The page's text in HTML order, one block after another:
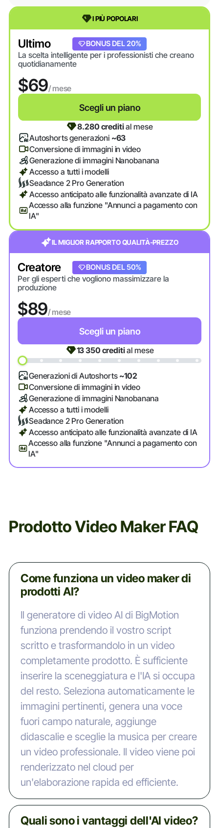
I PIÙ POPOLARI
Ultimo
La scelta intelligente per i professionisti che creano
quotidianamente
$69/ mese
Scegli un piano
BONUS DEL 20%
8.280 creditial mese
Autoshorts generazioni ~63
Conversione di immagini in video
Generazione di immagini Nanobanana
Accesso a tutti i modelli
Seadance 2 Pro Generation
Accesso anticipato alle funzionalità avanzate di IA
Accesso alla funzione "Annunci a pagamento con
IA"
IL MIGLIOR RAPPORTO QUALITÀ-PREZZO
Creatore
Per gli esperti che vogliono massimizzare la
produzione
$89/ mese
Scegli un piano
BONUS DEL 20%
BONUS DEL 50%
13 350 creditial mese
Generazioni di Autoshorts ~102
Conversione di immagini in video
Generazione di immagini Nanobanana
Accesso a tutti i modelli
Seadance 2 Pro Generation
Accesso anticipato alle funzionalità avanzate di IA
Accesso alla funzione "Annunci a pagamento con
IA"
Prodotto Video Maker FAQ
Come funziona un video maker di
prodotti AI?
Il generatore di video AI di BigMotion
funziona prendendo il vostro script
scritto e trasformandolo in un video
completamente prodotto. È sufficiente
inserire la sceneggiatura e l'IA si occupa
del resto. Seleziona automaticamente le
immagini pertinenti, genera una voce
fuori campo naturale, aggiunge
didascalie e sceglie la musica per creare
un video professionale. Il video viene poi
renderizzato nel cloud per
un'elaborazione rapida ed efficiente.
Quali sono i vantaggi dell'AI video?